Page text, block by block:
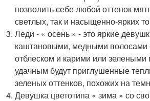
позволить себе любой оттенок
светлых, так и насыщенно-ярких
Леди - « осень » - это яркие
каштановыми, медными волосами
отблеском и карими или зелеными
удачным будут приглушенные
зеленых оттенков, похожих на
Девушка цветотипа « зима » со